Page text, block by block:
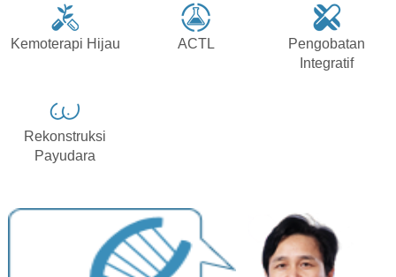
Kemoterapi Hijau ACTL
Pengobatan
Integratif
Rekonstruksi
Payudara